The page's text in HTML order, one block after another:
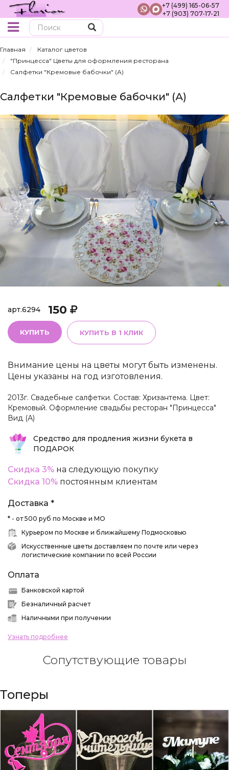
+7 (499) 165-06-57
+7 (903) 707-17-21
Главная
Каталог цветов
"Принцесса" Цветы для оформления ресторана
Салфетки "Кремовые бабочки" (А)
Салфетки "Кремовые бабочки" (А)
арт.6294 150
КУПИТЬ КУПИТЬ В 1 КЛИК
Внимание цены на цветы могут быть изменены.
Цены указаны на год изготовления.
2013г. Свадебные салфетки. Состав: Хризантема. Цвет:
Кремовый. Оформление свадьбы ресторан "Принцесса"
Вид (А)
Средство для продления жизни букета в
ПОДАРОК
Скидка 3% на следующую покупку
Скидка 10% постоянным клиентам
Доставка *
* - от 500 руб по Москве и МО
Курьером по Москве и ближайшему Подмосковью
Искусственные цветы доставляем по почте или через
логистические компании по всей России
Оплата
Банковской картой
Безналичный расчет
Наличными при получении
Узнать подробнее
Сопутствующие товары
Топеры